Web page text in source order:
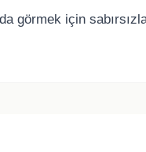
görmek için